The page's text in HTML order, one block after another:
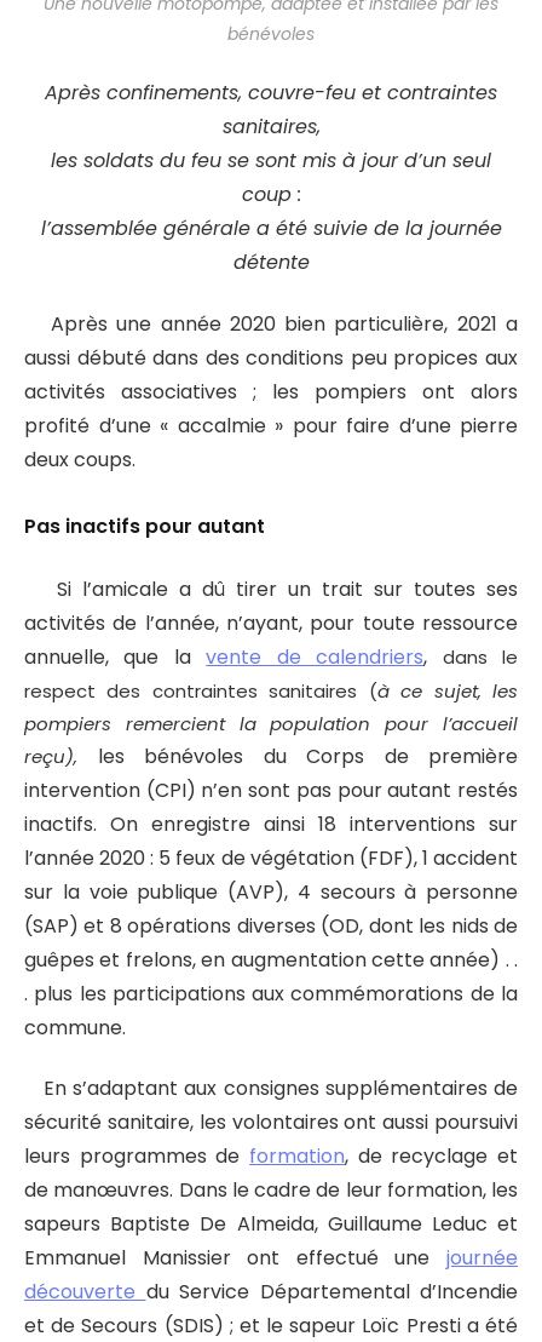
bénévoles
Après confinements, couvre-feu et contraintes
sanitaires,
les soldats du feu se sont mis à jour d’un seul
coup :
l’assemblée générale a été suivie de la journée
détente
Après une année 2020 bien particulière, 2021 a
aussi débuté dans des conditions peu propices aux
activités associatives ; les pompiers ont alors
profité d’une « accalmie » pour faire d’une pierre
deux coups.
Pas inactifs pour autant
Si l’amicale a dû tirer un trait sur toutes ses
activités de l’année, n’ayant, pour toute ressource
annuelle, que lavente de calendriers, dans le
respect des contraintes sanitaires (à ce sujet, les
pompiers remercient la population pour l’accueil
reçu), les bénévoles du Corps de première
intervention (CPI) n’en sont pas pour autant restés
inactifs. On enregistre ainsi 18 interventions sur
l’année 2020 : 5 feux de végétation (FDF), 1 accident
sur la voie publique (AVP), 4 secours à personne
(SAP) et 8 opérations diverses (OD, dont les nids de
guêpes et frelons, en augmentation cette année) . .
. plus les participations aux commémorations de la
commune.
En s’adaptant aux consignes supplémentaires de
sécurité sanitaire, les volontaires ont aussi poursuivi
leurs programmes de formation, de recyclage et
de manœuvres. Dans le cadre de leur formation, les
sapeurs Baptiste De Almeida, Guillaume Leduc et
Emmanuel Manissier ont effectué une journée
découverte du Service Départemental d’Incendie
et de Secours (SDIS) ; et le sapeur Loïc Presti a été